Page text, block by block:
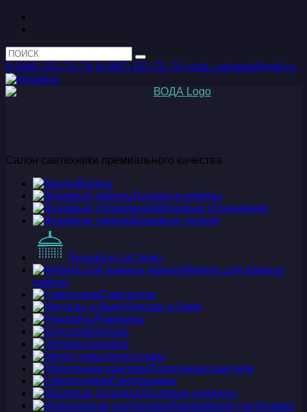
8 (846) 201-71-74 8 (987) 151-71-74 voda_samara@mail.ru
Салон сантехники премиального качества
Ванны
Душевые кабины
Душевые ограждения
Душевые панели
Душевые системы
Мебель для ванных
комнат
Смесители
Унитазы и биде
Раковины
Консоли
Зеркала
Аксессуары
Полотенцесушители
Светильники
Душевые поддоны
Инженерная сантехника